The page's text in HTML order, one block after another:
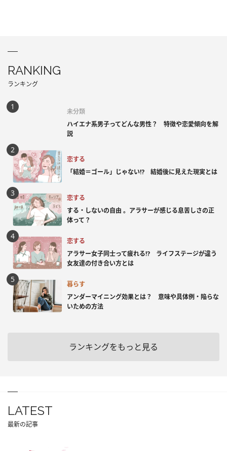
RANKING
ランキング
未分類
ハイエナ系男子ってどんな男性？ 特徴や恋愛傾向を解
説
恋する
「結婚＝ゴール」じゃない⁉ 結婚後に見えた現実とは
恋する
する・しないの自由 。アラサーが感じる息苦しさの正
体って？
恋する
アラサー女子同士って疲れる⁉ ライフステージが違う
女友達の付き合い方とは
暮らす
アンダーマイニング効果とは？ 意味や具体例・陥らな
いための方法
ランキングをもっと見る
LATEST
最新の記事